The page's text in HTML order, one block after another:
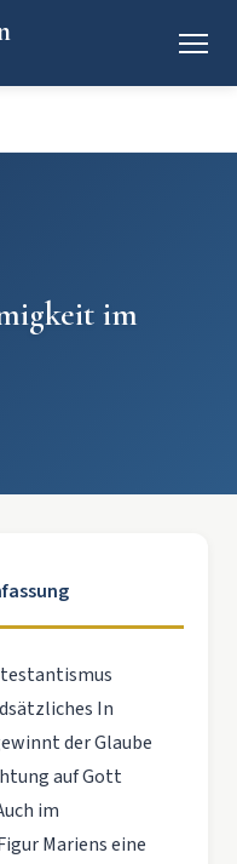
im
In
der Glaube
auf Gott
im
Mariens eine